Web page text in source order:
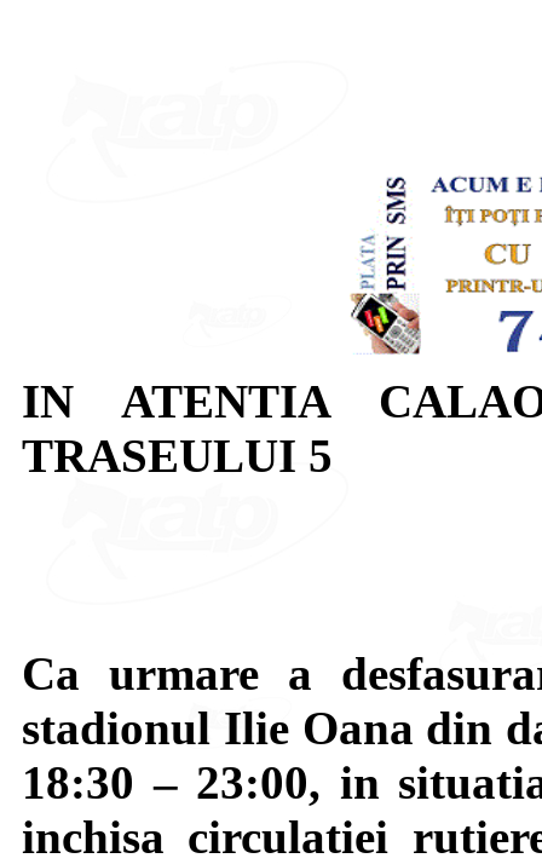
IN ATENTIA
TRASEULUI 5
Ca urmare a
stadionul Ilie Oana din
18:30 – 23:00, in
inchisa circulatiei